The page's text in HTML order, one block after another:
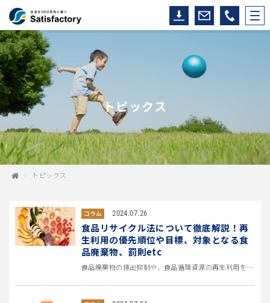
トピックス
トピックス
コラム 2024.07.26
食品リサイクル法について徹底解説！再
生利用の優先順位や目標、対象となる食
品廃棄物、罰則etc
食品廃棄物の排出抑制や、食品循環資源の再生利用を促進するために制定された“食品リサイクル法”。 この記事では食品リサイク...